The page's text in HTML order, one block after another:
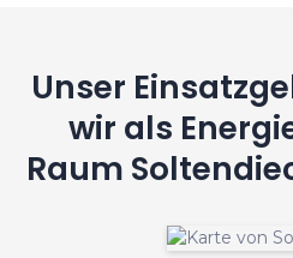
Unser
wir als
Raum